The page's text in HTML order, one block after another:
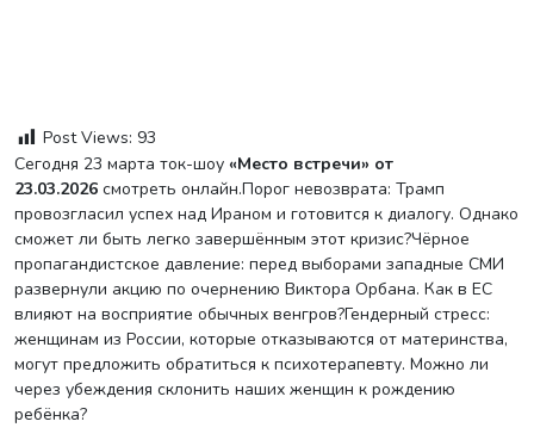
Post Views: 93
Сегодня 23 марта ток-шоу «Место встречи» от
23.03.2026 смотреть онлайн.Порог невозврата: Трамп
провозгласил успех над Ираном и готовится к диалогу. Однако
сможет ли быть легко завершённым этот кризис?Чёрное
пропагандистское давление: перед выборами западные СМИ
развернули акцию по очернению Виктора Орбана. Как в ЕС
влияют на восприятие обычных венгров?Гендерный стресс:
женщинам из России, которые отказываются от материнства,
могут предложить обратиться к психотерапевту. Можно ли
через убеждения склонить наших женщин к рождению
ребёнка?